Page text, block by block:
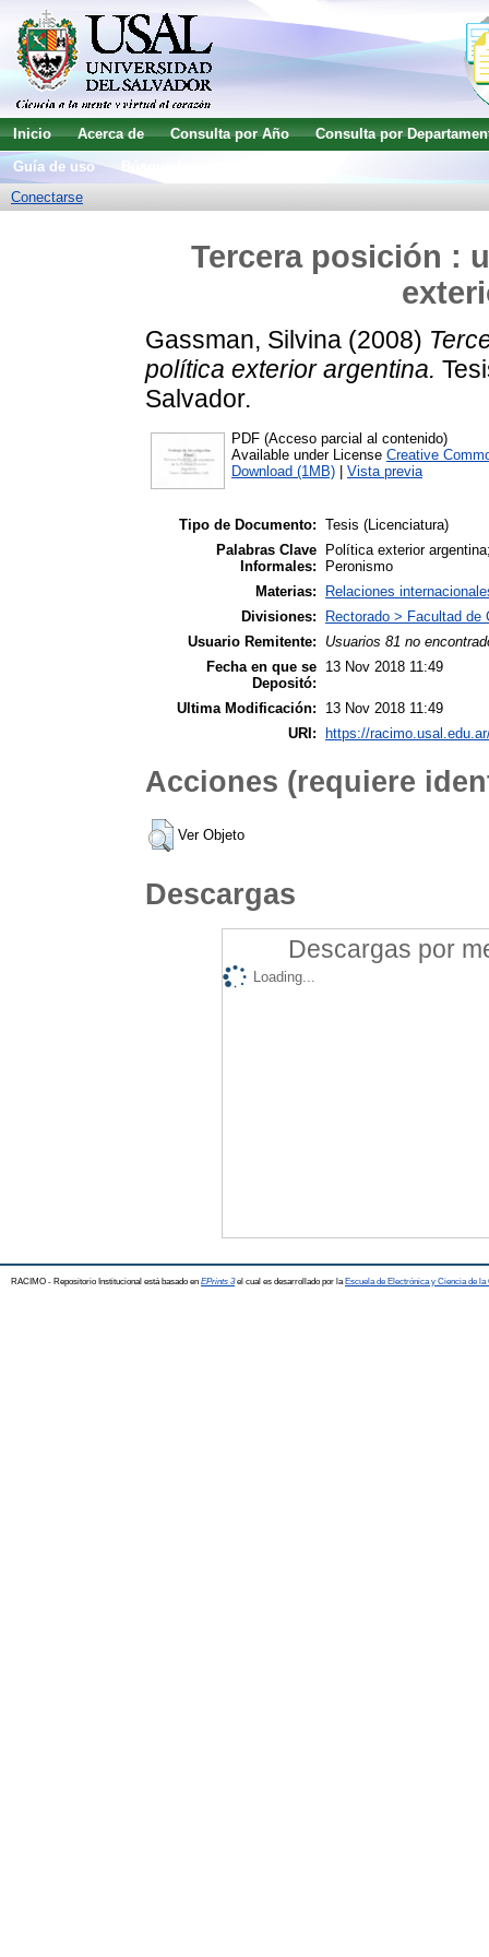
Inicio Acerca de Consulta por Año
Consulta por
Guía de uso
Conectarse
Tercera posición :
Gassman, Silvina (2008)
política exterior argentina.
Salvador.
PDF (Acceso parcial al contenido)
Available under License Creative
Download (1MB)
Vista previa
Tipo de Documento: Tesis (Licenciatura)
Palabras Clave
Informales:
Política exterior
Peronismo
Materias:
Relaciones
Divisiones:
Rectorado > Facultad
Usuario Remitente:
Usuarios 81 no
Fecha en que se
Depositó:
13 Nov 2018 11:49
Ultima Modificación:
13 Nov 2018 11:49
URI:
https://
Acciones (requiere
Ver Objeto
Descargas
Descargas por
Loading...
RACIMO - Repositorio Institucional está basado en EPrints 3el cual es desarrollado por la Escuela de Electrónica y Ciencia de la